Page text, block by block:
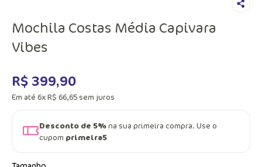
Mochila Costas Média Capivara
Vibes
R$ 399,90
Em até 6xR$ 66,65 sem juros
Desconto de 5%na sua primeira compra. Use o
cupom primeira5